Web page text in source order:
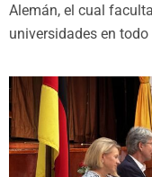
Alemán, el cual
universidades en